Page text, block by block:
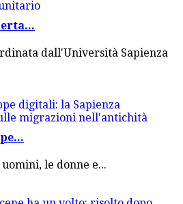
dall'Università Sapienza
le donne e...